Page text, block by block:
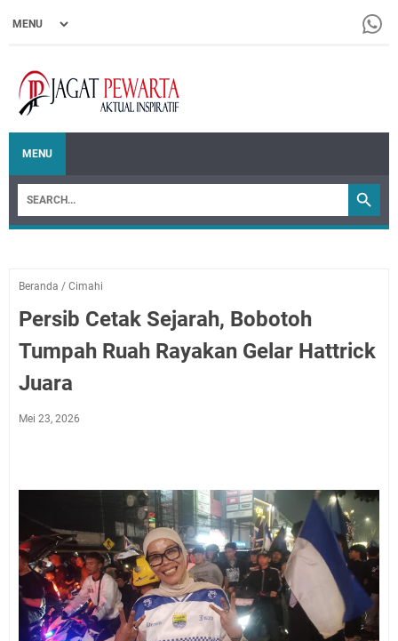
MENU
Beranda / Cimahi
Persib Cetak Sejarah, Bobotoh
Tumpah Ruah Rayakan Gelar Hattrick
Juara
Mei 23, 2026